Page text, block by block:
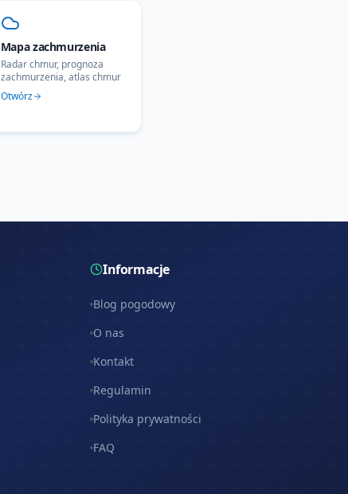
Mapa zachmurzenia
Radar chmur, prognoza
zachmurzenia, atlas chmur
Otwórz
Informacje
Blog pogodowy
O nas
Kontakt
Regulamin
Polityka prywatności
FAQ